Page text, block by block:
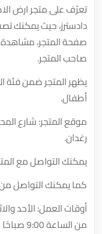
دادسترز، حيث يمكنك
صفحة المتجر، مشاهدة
صاحب المتجر.
يظهر المتجر ضمن فئة
أطفال.
موقع المتجر: شارع
رغدان.
يمكنك التواصل مع
كما يمكنك التواصل
أوقات العمل: الأحد
من الساعة 9:00 صباحًا حتى الساعة 9:00 مساءً.